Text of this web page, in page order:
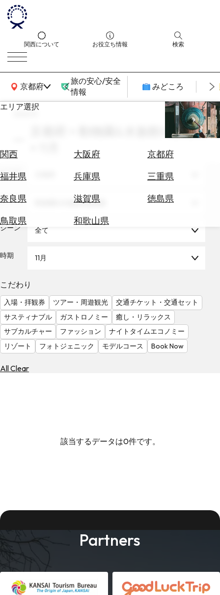
関西について お役立ち情報 検索
京都府
関西広域MAP
旅の安心/安全
情報
みどころ
エリア選択
関西 大阪府
京都府
福井県
兵庫県
三重県
奈良県
滋賀県
徳島県
鳥取県
和歌山県
エ
券
テ
を
る
気
を
見
る
search
京都府 × 動物園&水族館&植物園
エリア
テーマ 動物園&水族館&植物園
シーン 全て
時期 11月
こだわり
入場・拝観券 ツアー・周遊観光
交通チケット・交通セット
サスティナブル
ガストロノミー
癒し・リラックス
サブカルチャー
ファッション
ナイトタイムエコノミー
リゾート
フォトジェニック モデルコース Book Now
All Clear
該当するデータは0件です。
Partners